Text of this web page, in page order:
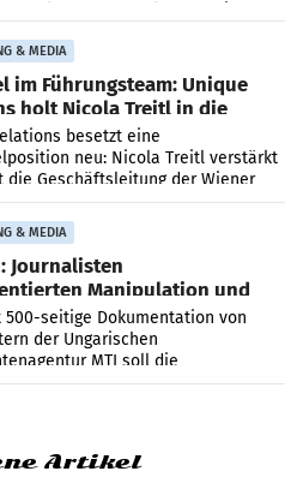
& MEDIA
im Führungsteam: Unique
holt Nicola Treitl in die
besetzt eine
neu: Nicola Treitl verstärkt
die Geschäftsleitung der Wiener
an der Seite von Josef Kalina und
Mahr.
& MEDIA
Journalisten
Manipulation und
500-seitige Dokumentation von
der Ungarischen
MTI soll die
Nachrichten-Manipulation und
Artikel